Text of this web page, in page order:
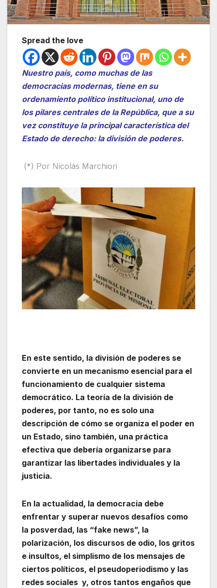
Spread the love
Nuestro país, como muchas de las
democracias modernas, tiene en su
ordenamiento político institucional, uno de
los pilares centrales de la República, que a su
vez constituye la principal característica del
Estado de derecho: la división de poderes.
(*) Por Nicolás Marchiori
En este sentido, la división de poderes se
convierte en un mecanismo esencial para el
funcionamiento de cualquier sistema
democrático. La teoría de la división de
poderes, por tanto, no es solo una
descripción de cómo se organiza el poder en
un Estado, sino también, una práctica
efectiva que debería organizarse para
garantizar las libertades individuales y la
justicia.
En la actualidad, la democracia debe
enfrentar y superar nuevos desafíos como
la posverdad, las “fake news”, la
polarización, los discursos de odio, los gritos
e insultos, el simplismo de los mensajes de
ciertos políticos, el pseudoperiodismo y las
redes sociales y, otros tantos engaños que